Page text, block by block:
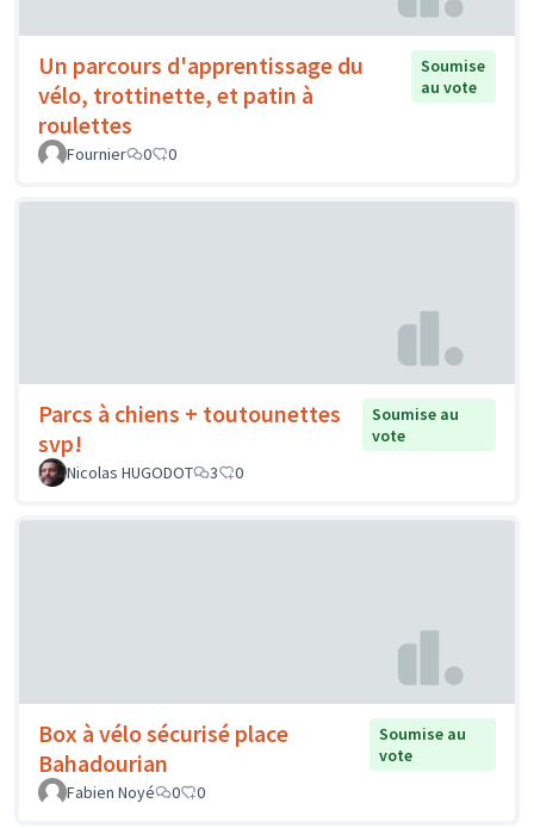
Un parcours d'apprentissage du
vélo, trottinette, et patin à
roulettes
Soumise
au vote
Fournier 0 0
Parcs à chiens + toutounettes
svp!
Soumise au
vote
Nicolas HUGODOT
3 0
Box à vélo sécurisé place
Bahadourian
Soumise au
vote
Fabien Noyé
0 0